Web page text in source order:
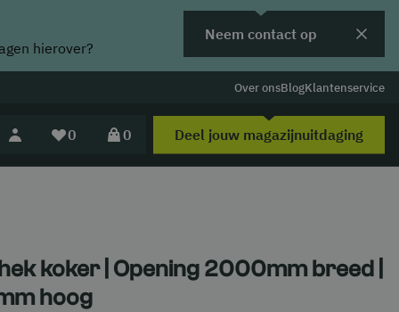
hierover?
Neem contact op
Over onsBlogKlantenservice
0 0 Deel jouw magazijnuitdaging
koker | Opening 2000mm breed |
hoog